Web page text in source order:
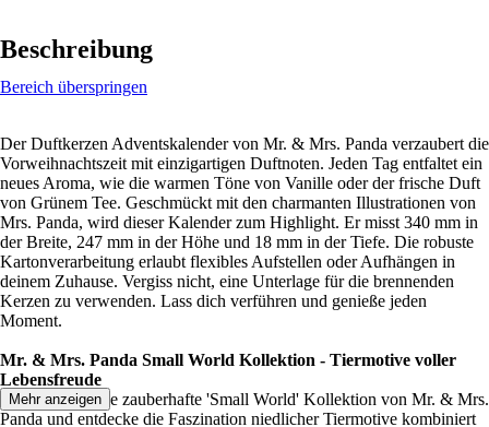
Beschreibung
Bereich überspringen
Der Duftkerzen Adventskalender von Mr. & Mrs. Panda verzaubert die
Vorweihnachtszeit mit einzigartigen Duftnoten. Jeden Tag entfaltet ein
neues Aroma, wie die warmen Töne von Vanille oder der frische Duft
von Grünem Tee. Geschmückt mit den charmanten Illustrationen von
Mrs. Panda, wird dieser Kalender zum Highlight. Er misst 340 mm in
der Breite, 247 mm in der Höhe und 18 mm in der Tiefe. Die robuste
Kartonverarbeitung erlaubt flexibles Aufstellen oder Aufhängen in
deinem Zuhause. Vergiss nicht, eine Unterlage für die brennenden
Kerzen zu verwenden. Lass dich verführen und genieße jeden
Moment.
Mr. & Mrs. Panda Small World Kollektion - Tiermotive voller
Lebensfreude
Tauche ein in die zauberhafte 'Small World' Kollektion von Mr. & Mrs.
Panda und entdecke die Faszination niedlicher Tiermotive kombiniert
Mehr anzeigen